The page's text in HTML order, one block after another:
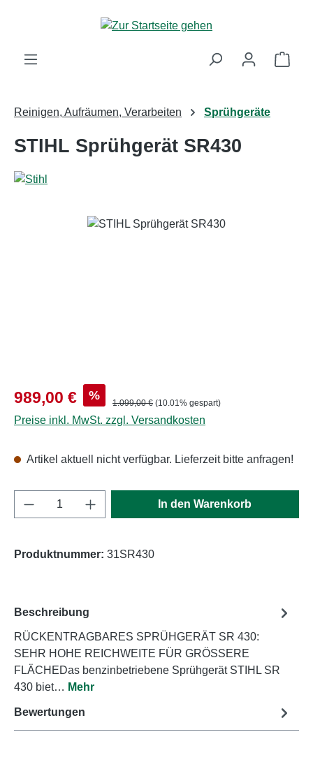
Zum Hauptinhalt springen
Reinigen, Aufräumen, Verarbeiten Sprühgeräte
STIHL Sprühgerät SR430
Bildergalerie überspringen
Verkaufspreis:
989,00 € % Regulärer Preis:
1.099,00 € (10.01% gespart)
Preise inkl. MwSt. zzgl. Versandkosten
Artikel aktuell nicht verfügbar. Lieferzeit bitte anfragen!
Produkt Anzahl: Gib den gewünschten
In den Warenkorb
Produktnummer: 31SR430
Beschreibung
RÜCKENTRAGBARES SPRÜHGERÄT SR 430:
SEHR HOHE REICHWEITE FÜR GRÖSSERE
FLÄCHEDas benzinbetriebene Sprühgerät STIHL SR
430 biet… Mehr
Bewertungen